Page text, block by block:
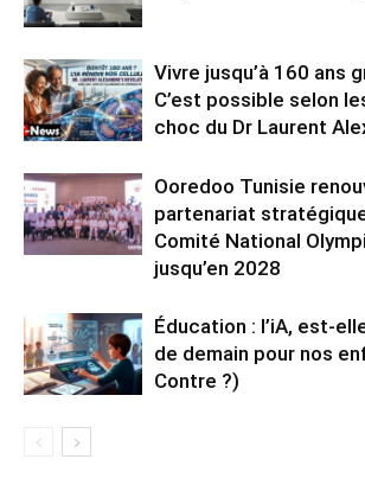
Vivre jusqu’à 160 ans
C’est possible selon
choc du Dr Laurent
Ooredoo Tunisie
partenariat
Comité National
jusqu’en 2028
Éducation : l’iA, est-
de demain pour nos
Contre ?)